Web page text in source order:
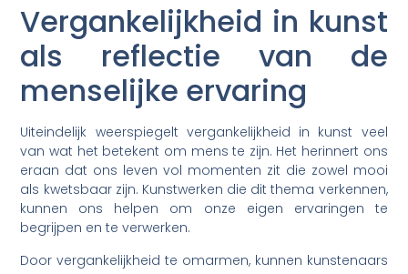
Vergankelijkheid in kunst
als reflectie van de
menselijke ervaring
Uiteindelijk weerspiegelt vergankelijkheid in kunst veel
van wat het betekent om mens te zijn. Het herinnert ons
eraan dat ons leven vol momenten zit die zowel mooi
als kwetsbaar zijn. Kunstwerken die dit thema verkennen,
kunnen ons helpen om onze eigen ervaringen te
begrijpen en te verwerken.
Door vergankelijkheid te omarmen, kunnen kunstenaars